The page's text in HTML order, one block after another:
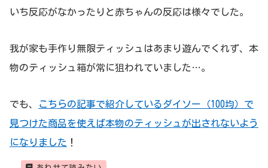
いち反応がなかったりと赤ちゃんの反応は様々でした。
我が家も手作り無限ティッシュはあまり遊んでくれず、本
物のティッシュ箱が常に狙われていました…。
でも、
こちらの記事で紹介しているダイソー（100均）で
見つけた商品を使えば本物のティッシュが出されないよう
になりました ！